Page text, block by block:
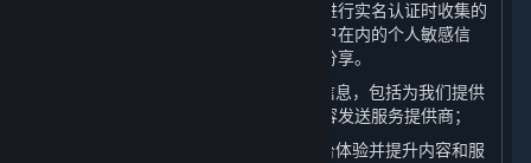
的商业信息。对于我们在您根据本政策进行实名认证时收集的
个人信息，以及包括特殊身份及金融账户在内的个人敏感信
息，我们在任何情况下均不会向第三方分享。
（3） 向电信服务提供商提供您的个人信息，包括为我们提供
个人信息存储服务的云存储提供方和内容发送服务提供商；
（4） 为了向您提供全球统一的游戏平台体验并提升内容和服